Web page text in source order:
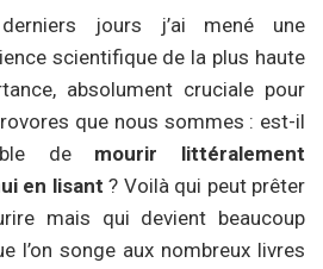
jours j’ai mené une
scientifique de la plus haute
absolument cruciale pour
que nous sommes : est-il
de mourir littéralement
en lisant ? Voilà qui peut prêter
mais qui devient beaucoup
l’on songe aux nombreux livres